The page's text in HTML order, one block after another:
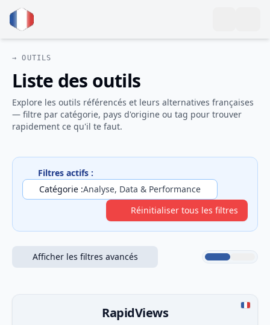
→ OUTILS
Liste des outils
Explore les outils référencés et leurs alternatives françaises
— filtre par catégorie, pays d'origine ou tag pour trouver
rapidement ce qu'il te faut.
Filtres actifs :
Catégorie :Analyse, Data & Performance
Réinitialiser tous les filtres
Afficher les filtres avancés
RapidViews